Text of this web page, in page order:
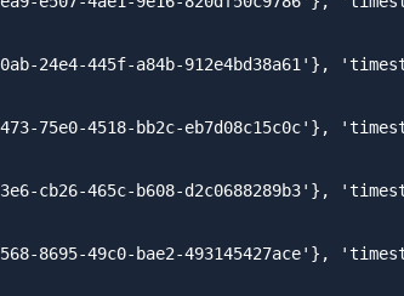
445f-a84b-912e4bd38a61'},
4518-bb2c-eb7d08c15c0c'},
465c-b608-d2c0688289b3'},
49c0-bae2-493145427ace'},